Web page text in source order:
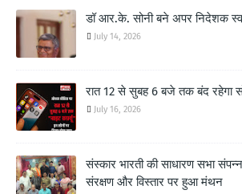
डॉ आर.के. सोनी बने अपर निदेशक
July 14, 2026
रात 12 से सुबह 6 बजे तक बंद रहेगा
July 16, 2026
संस्कार भारती की साधारण सभा
संरक्षण और विस्तार पर हुआ मंथन